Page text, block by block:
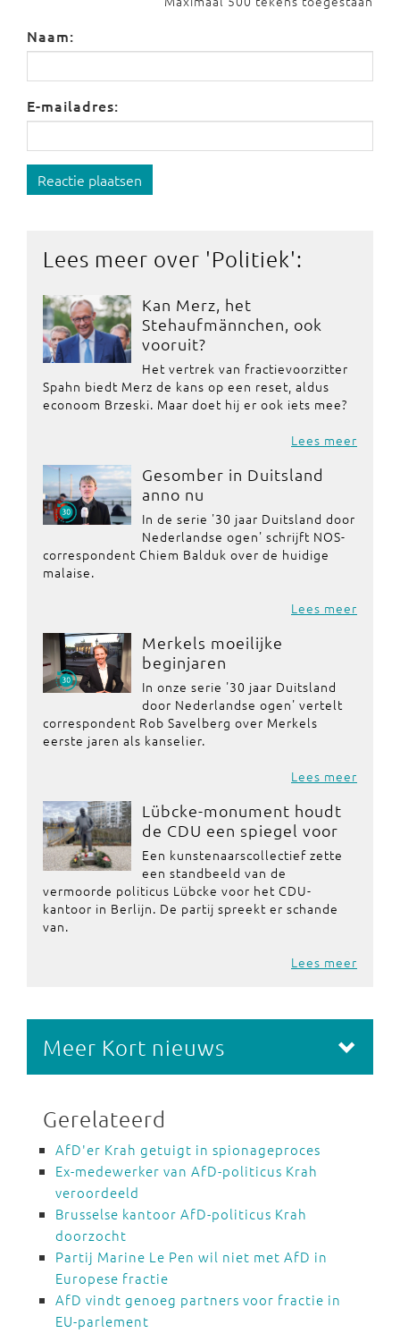
Naam:
E-mailadres:
Reactie plaatsen
Lees meer over 'Politiek':
Kan Merz, het
Stehaufmännchen, ook
vooruit?
Het vertrek van fractievoorzitter
Spahn biedt Merz de kans op een reset, aldus
econoom Brzeski. Maar doet hij er ook iets mee?
Lees meer
Gesomber in Duitsland
anno nu
In de serie '30 jaar Duitsland door
Nederlandse ogen' schrijft NOS-
correspondent Chiem Balduk over de huidige
malaise.
Lees meer
Merkels moeilijke
beginjaren
In onze serie '30 jaar Duitsland
door Nederlandse ogen' vertelt
correspondent Rob Savelberg over Merkels
eerste jaren als kanselier.
Lees meer
Lübcke-monument houdt
de CDU een spiegel voor
Een kunstenaarscollectief zette
een standbeeld van de
vermoorde politicus Lübcke voor het CDU-
kantoor in Berlijn. De partij spreekt er schande
van.
Lees meer
Meer Kort nieuws
Gerelateerd
AfD'er Krah getuigt in spionageproces
Ex-medewerker van AfD-politicus Krah
veroordeeld
Brusselse kantoor AfD-politicus Krah
doorzocht
Partij Marine Le Pen wil niet met AfD in
Europese fractie
AfD vindt genoeg partners voor fractie in
EU-parlement